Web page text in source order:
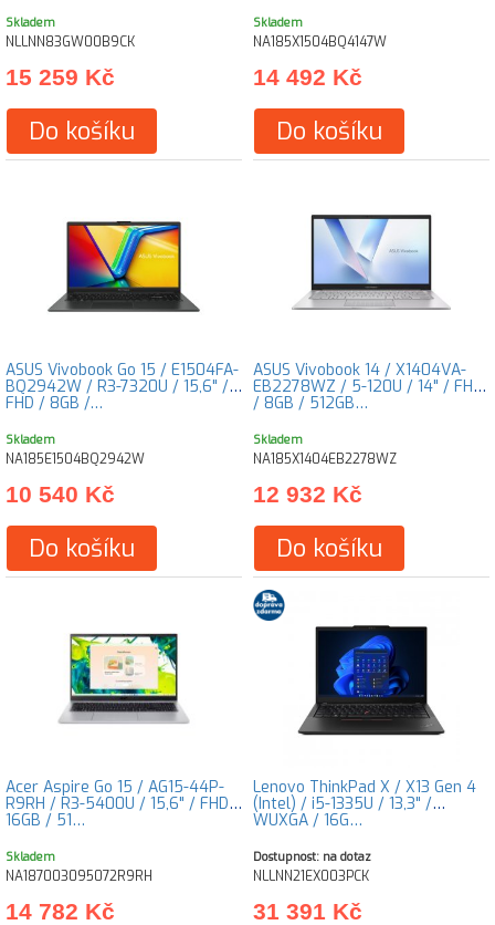
Skladem
NLLNN83GW00B9CK
15 259 Kč
Do košíku
Skladem
NA185X1504BQ4147W
14 492 Kč
Do košíku
ASUS Vivobook Go 15 / E1504FA-
BQ2942W / R3-7320U / 15,6" /
FHD / 8GB /…
Skladem
NA185E1504BQ2942W
10 540 Kč
Do košíku
ASUS Vivobook 14 / X1404VA-
EB2278WZ / 5-120U / 14" / FHD
/ 8GB / 512GB…
Skladem
NA185X1404EB2278WZ
12 932 Kč
Do košíku
Acer Aspire Go 15 / AG15-44P-
R9RH / R3-5400U / 15,6" / FHD /
16GB / 51…
Skladem
NA187003095072R9RH
14 782 Kč
Lenovo ThinkPad X / X13 Gen 4
(Intel) / i5-1335U / 13,3" /
WUXGA / 16G…
Dostupnost: na dotaz
NLLNN21EX003PCK
31 391 Kč